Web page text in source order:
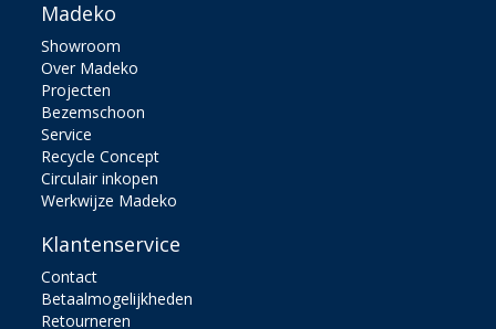
Madeko
Showroom
Over Madeko
Projecten
Bezemschoon
Service
Recycle Concept
Circulair inkopen
Werkwijze Madeko
Klantenservice
Contact
Betaalmogelijkheden
Retourneren